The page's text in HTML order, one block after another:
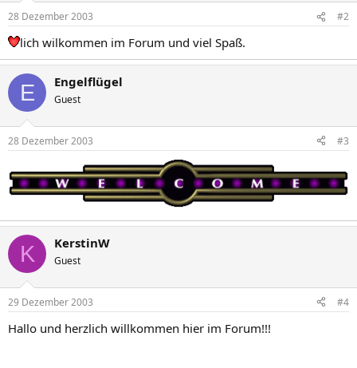
28 Dezember 2003 #2
lich wilkommen im Forum und viel Spaß.
E Engelflügel
Guest
28 Dezember 2003 #3
K KerstinW
Guest
29 Dezember 2003 #4
Hallo und herzlich willkommen hier im Forum!!!